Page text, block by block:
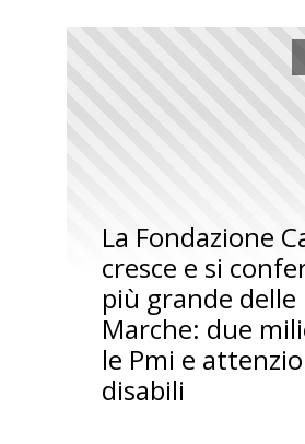
La Fondazione
cresce e si
più grande delle
Marche: due
le Pmi e
disabili